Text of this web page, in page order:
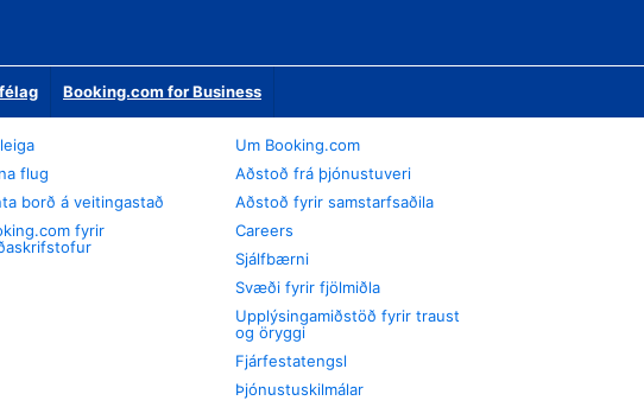
Booking.com for Business
flug
borð á veitingastað
fyrir
Um Booking.com
Aðstoð frá þjónustuveri
Aðstoð fyrir samstarfsaðila
Careers
Sjálfbærni
Svæði fyrir fjölmiðla
Upplýsingamiðstöð fyrir traust
og öryggi
Fjárfestatengsl
Þjónustuskilmálar